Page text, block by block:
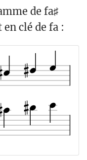
de fa♯
clé de fa :